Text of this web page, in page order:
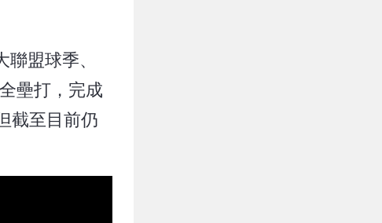
盟球季、
壘打，完成
截至目前仍